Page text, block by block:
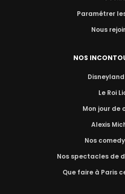
Paramétrer
Nous
NOS
Le Roi
Mon jour de
Alexis
Nos
Nos spectacles de
Que faire à Paris